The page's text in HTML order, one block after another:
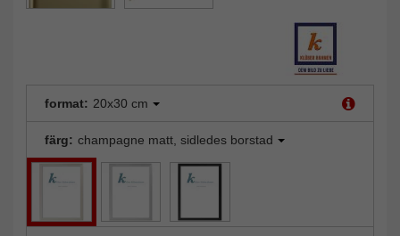
format: 20x30 cm
färg: champagne matt, sidledes borstad